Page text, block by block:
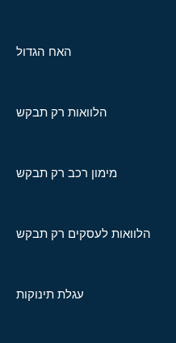
האח הגדול
הלוואות רק תבקש
מימון רכב רק תבקש
הלוואות לעסקים רק תבקש
עגלת תינוקות